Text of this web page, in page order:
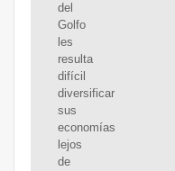
del
Golfo
les
resulta
difícil
diversificar
sus
economías
lejos
de